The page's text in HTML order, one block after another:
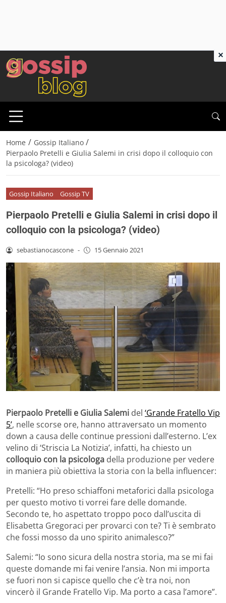
Home / Gossip Italiano /
Pierpaolo Pretelli e Giulia Salemi in crisi dopo il colloquio con
la psicologa? (video)
Gossip Italiano Gossip TV
Pierpaolo Pretelli e Giulia Salemi in crisi dopo il
colloquio con la psicologa? (video)
sebastianocascone - 15 Gennaio 2021
Pierpaolo Pretelli e Giulia Salemi del ‘Grande Fratello Vip
5’, nelle scorse ore, hanno attraversato un momento
down a causa delle continue pressioni dall’esterno. L’ex
velino di ‘Striscia La Notizia’, infatti, ha chiesto un
colloquio con la psicologa della produzione per vedere
in maniera più obiettiva la storia con la bella influencer:
Pretelli: “Ho preso schiaffoni metaforici dalla psicologa
per questo motivo ti vorrei fare delle domande.
Secondo te, ho aspettato troppo poco dall’uscita di
Elisabetta Gregoraci per provarci con te? Ti è sembrato
che fossi mosso da uno spirito animalesco?”
Salemi: “Io sono sicura della nostra storia, ma se mi fai
queste domande mi fai venire l’ansia. Non mi importa
se fuori non si capisce quello che c’è tra noi, non
vincerò il Grande Fratello Vip. Ma porto a casa l’amore”.
×